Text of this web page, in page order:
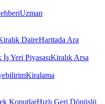
Uzman
DaireHaritada Ara
İş Yeri PiyasasıKiralık Arsa
Kiralama
KonutlarHızlı Geri Dönüşlü